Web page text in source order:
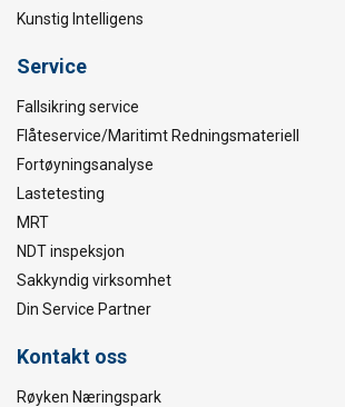
Kunstig Intelligens
Service
Fallsikring service
Flåteservice/Maritimt Redningsmateriell
Fortøyningsanalyse
Lastetesting
MRT
NDT inspeksjon
Sakkyndig virksomhet
Din Service Partner
Kontakt oss
Røyken Næringspark